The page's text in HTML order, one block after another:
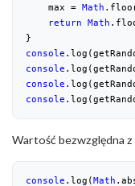
    max =
Math
return Math
console
console
console
console
Wartość bezwzględna z
console .log(Math